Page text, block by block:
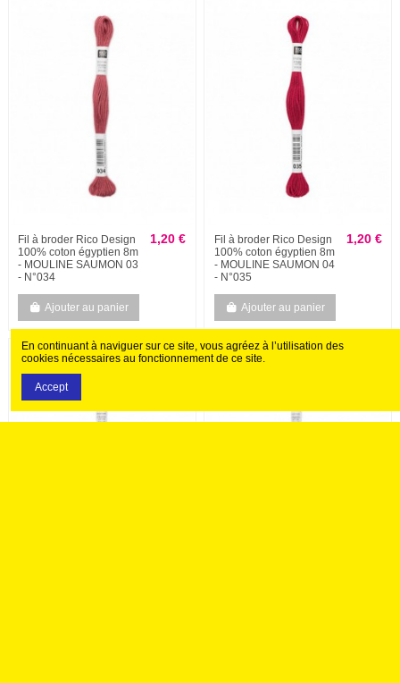
Fil à broder Rico Design
100% coton égyptien 8m
- MOULINE SAUMON 03
- N°034
1,20 €
Ajouter au panier
Fil à broder Rico Design
100% coton égyptien 8m
- MOULINE SAUMON 04
- N°035
1,20 €
Ajouter au panier
En continuant à naviguer sur ce site, vous agréez à l’utilisation des
cookies nécessaires au fonctionnement de ce site.
Accept